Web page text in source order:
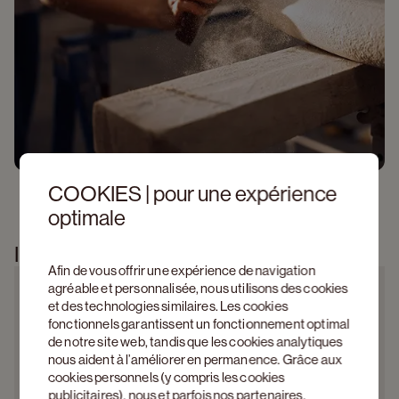
COOKIES | pour une expérience
optimale
Afin de vous offrir une expérience de navigation
agréable et personnalisée, nous utilisons des cookies
et des technologies similaires. Les cookies
fonctionnels garantissent un fonctionnement optimal
de notre site web, tandis que les cookies analytiques
nous aident à l’améliorer en permanence. Grâce aux
cookies personnels (y compris les cookies
publicitaires), nous et parfois nos partenaires,
Information produit